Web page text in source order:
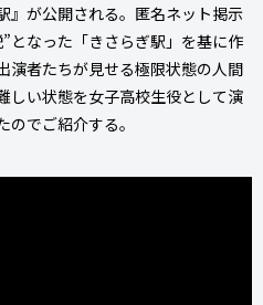
』が公開される。匿名ネット掲示
となった「きさらぎ駅」を基に作
演者たちが見せる極限状態の人間
しい状態を女子高校生役として演
でご紹介する。